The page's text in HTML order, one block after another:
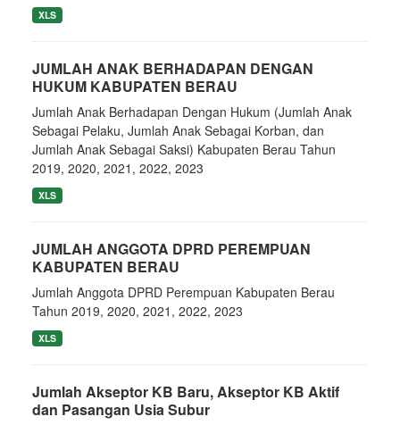
XLS
JUMLAH ANAK BERHADAPAN DENGAN
HUKUM KABUPATEN BERAU
Jumlah Anak Berhadapan Dengan Hukum (Jumlah Anak
Sebagai Pelaku, Jumlah Anak Sebagai Korban, dan
Jumlah Anak Sebagai Saksi) Kabupaten Berau Tahun
2019, 2020, 2021, 2022, 2023
XLS
JUMLAH ANGGOTA DPRD PEREMPUAN
KABUPATEN BERAU
Jumlah Anggota DPRD Perempuan Kabupaten Berau
Tahun 2019, 2020, 2021, 2022, 2023
XLS
Jumlah Akseptor KB Baru, Akseptor KB Aktif
dan Pasangan Usia Subur